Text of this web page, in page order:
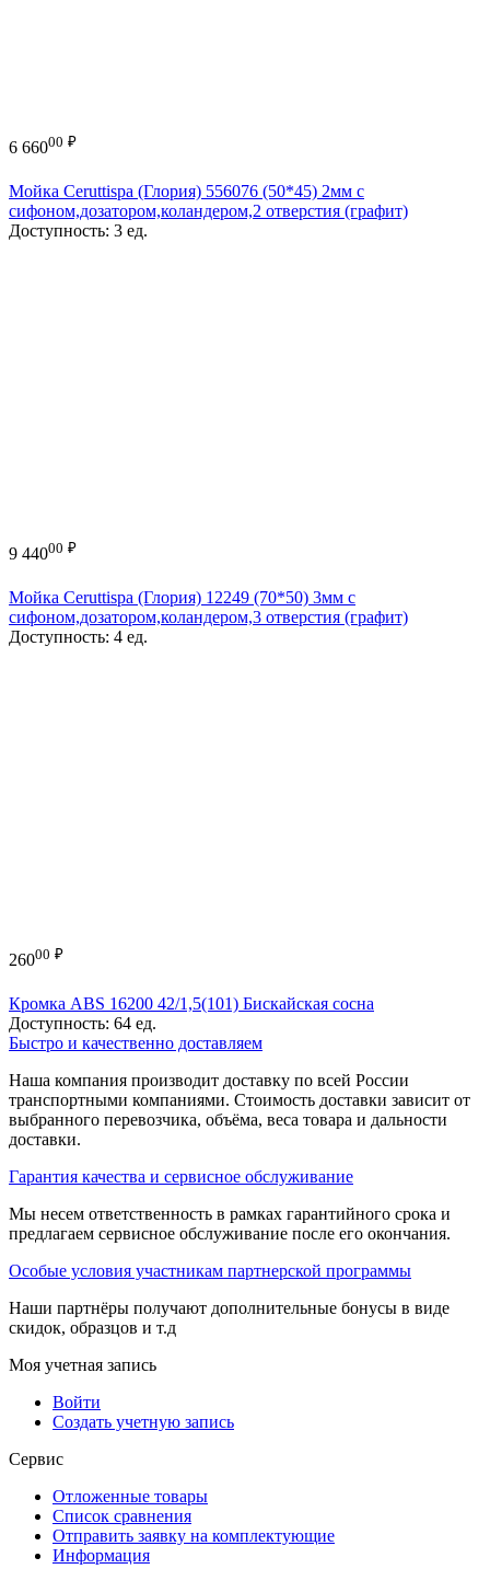
6 66000 ₽
Мойка Ceruttispa (Глория) 556076 (50*45) 2мм с
сифоном,дозатором,коландером,2 отверстия (графит)
Доступность: 3 ед.
9 44000 ₽
Мойка Ceruttispa (Глория) 12249 (70*50) 3мм с
сифоном,дозатором,коландером,3 отверстия (графит)
Доступность: 4 ед.
26000 ₽
Кромка ABS 16200 42/1,5(101) Бискайская сосна
Доступность: 64 ед.
Быстро и качественно доставляем
Наша компания производит доставку по всей России
транспортными компаниями. Стоимость доставки зависит от
выбранного перевозчика, объёма, веса товара и дальности
доставки.
Гарантия качества и сервисное обслуживание
Мы несем ответственность в рамках гарантийного срока и
предлагаем сервисное обслуживание после его окончания.
Особые условия участникам партнерской программы
Наши партнёры получают дополнительные бонусы в виде
скидок, образцов и т.д
Моя учетная запись
Войти
Создать учетную запись
Сервис
Отложенные товары
Список сравнения
Отправить заявку на комплектующие
Информация